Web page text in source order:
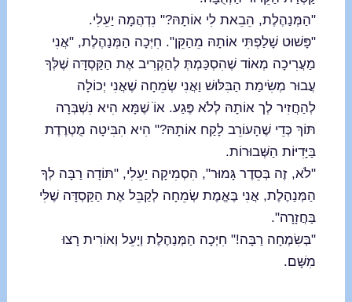
"הַמְּנַהֶלֶת, הֵבֵאת לִי אוֹתָהּ?" נִדְהֲמָה יַעֵלִי.
"פָּשׁוּט שָׁלַפְתִּי אוֹתָהּ מֵהַקֵּן". חִיְּכָה הַמְּנַהֶלֶת, "אֲנִי
מַעֲרִיכָה מְאוֹד שֶׁהִסְכַּמְתְּ לְהַקְרִיב אֶת הַקַּסְדָּה שֶׁלְּךָ
עֲבוּר מְשִׂימַת הַבִּלּוּשׁ וַאֲנִי שְׂמֵחָה שֶׁאֲנִי יְכוֹלָה
לְהַחֲזִיר לְך אוֹתָהּ לְלֹא פֶּגַע. אוֹֹ שֶׁמָּא הִיא נִשְׁבְּרָה
תּוֹךְ כְּדֵי שֶׁהָעוֹרֵב לָקַח אוֹתָהּ?" הִיא הִבִּיטָה מֻטְרֶדֶת
בַּיָּדִיּוֹת הַשְּׁבוּרוֹת.
"לֹא, זֶה בְּסֵדֶר גָּמוּר", הִסְמִיקָה יַעֵלִי, "תּוֹדָה רַבָּה לְךָ
הַמְּנַהֶלֶת, אֲנִי בֶּאֱמֶת שְׂמֵחָה לְקַבֵּל אֶת הַקַּסְדָּה שֶׁלִּי
בַּחֲזָרָה".
"בְּשִׂמְחָה רַבָּה!" חִיְּכָה הַמְּנַהֶלֶת וְיָעֵל וְאוֹרִית רָצוּ
מִשָּׁם.